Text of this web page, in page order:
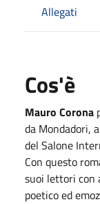
Allegati
Cos'è
Mauro Corona
da Mondadori,
del Salone
Con questo
suoi lettori con
poetico ed